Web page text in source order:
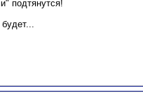
подтянутся!